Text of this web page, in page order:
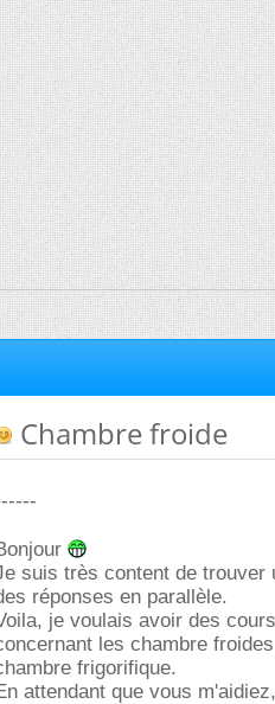
Chambre froide
suis très content de trouver
réponses en parallèle.
je voulais avoir des
les chambre
frigorifique.
attendant que vous